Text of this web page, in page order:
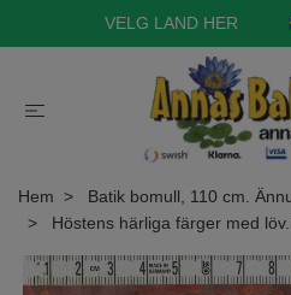
VELG LAND HER
Hem
Batik bomull, 110 cm.
Höstens härliga färger med